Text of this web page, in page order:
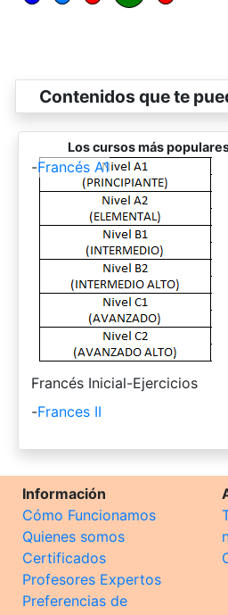
Contenidos que te
Los cursos más
-Francés A1
-
Francés Inicial-Ejercicios
-Frances II
Información
Cómo Funcionamos
Quienes somos
Certificados
Profesores Expertos
Preferencias de